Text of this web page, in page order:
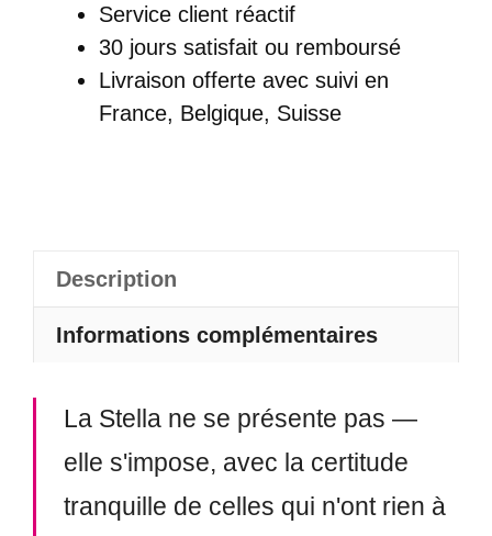
Mariée
Princesse
Étincelante
Service client réactif
30 jours satisfait ou remboursé
Livraison offerte avec suivi en
France, Belgique, Suisse
Description
Informations complémentaires
La Stella ne se présente pas —
elle s'impose, avec la certitude
tranquille de celles qui n'ont rien à